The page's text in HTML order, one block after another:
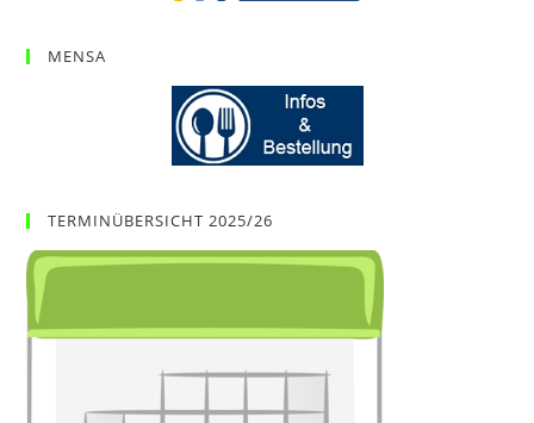
MENSA
TERMINÜBERSICHT 2025/26